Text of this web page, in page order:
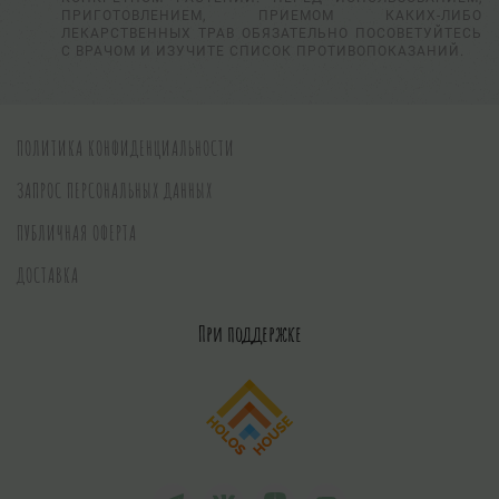
ПРИГОТОВЛЕНИЕМ, ПРИЕМОМ КАКИХ-ЛИБО
ЛЕКАРСТВЕННЫХ ТРАВ ОБЯЗАТЕЛЬНО ПОСОВЕТУЙТЕСЬ
С ВРАЧОМ И ИЗУЧИТЕ СПИСОК ПРОТИВОПОКАЗАНИЙ.
ПОЛИТИКА КОНФИДЕНЦИАЛЬНОСТИ
ЗАПРОС ПЕРСОНАЛЬНЫХ ДАННЫХ
ПУБЛИЧНАЯ ОФЕРТА
ДОСТАВКА
При поддержке